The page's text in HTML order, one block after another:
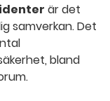
är det
samverkan. Det
bland